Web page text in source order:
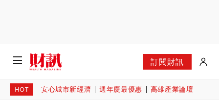
訂閱財訊
HOT 安心城市新經濟 週年慶最優惠 高雄產業論壇